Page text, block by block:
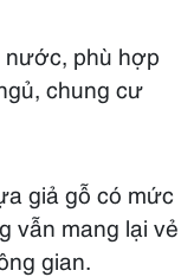
nước, phù hợp
chung cư
giả gỗ có mức
vẫn mang lại vẻ
gian.